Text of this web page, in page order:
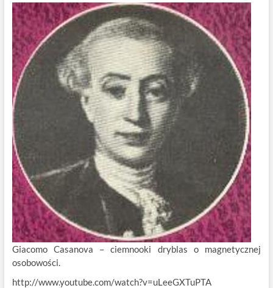
Giacomo Casanova – ciemnooki dryblas o magnetycznej
osobowości.
http://www.youtube.com/watch?v=uLeeGXTuPTA